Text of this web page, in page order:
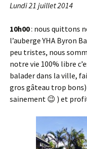
Lundi 21 juillet 2014
10h00: nous quittons
l’auberge YHA Byron
peu tristes, nous
notre vie 100% libre
balader dans la ville,
gros gâteau trop
sainement 😉 ) et